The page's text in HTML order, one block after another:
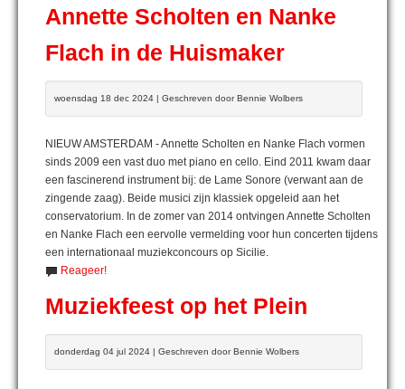
Annette Scholten en Nanke
Flach in de Huismaker
woensdag 18 dec 2024 | Geschreven door Bennie Wolbers
NIEUW AMSTERDAM - Annette Scholten en Nanke Flach vormen
sinds 2009 een vast duo met piano en cello. Eind 2011 kwam daar
een fascinerend instrument bij: de Lame Sonore (verwant aan de
zingende zaag). Beide musici zijn klassiek opgeleid aan het
conservatorium. In de zomer van 2014 ontvingen Annette Scholten
en Nanke Flach een eervolle vermelding voor hun concerten tijdens
een internationaal muziekconcours op Sicilie.
Reageer!
Muziekfeest op het Plein
donderdag 04 jul 2024 | Geschreven door Bennie Wolbers